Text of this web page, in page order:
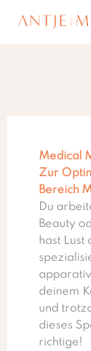
Inhalt
Medical
Zur
Bereich
Du
Beauty
hast Lust
deinem
und
dieses
richtige!